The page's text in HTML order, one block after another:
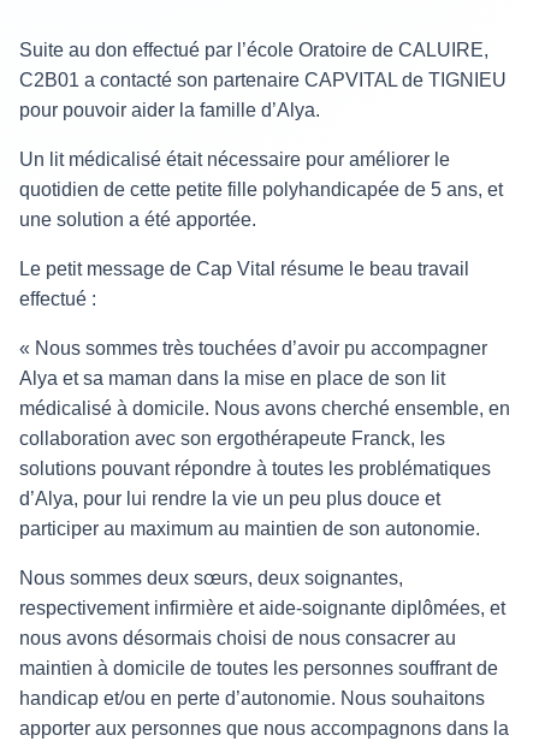
Suite au don effectué par l’école Oratoire de CALUIRE,
C2B01 a contacté son partenaire CAPVITAL de TIGNIEU
pour pouvoir aider la famille d’Alya.
Un lit médicalisé était nécessaire pour améliorer le
quotidien de cette petite fille polyhandicapée de 5 ans, et
une solution a été apportée.
Le petit message de Cap Vital résume le beau travail
effectué :
« Nous sommes très touchées d’avoir pu accompagner
Alya et sa maman dans la mise en place de son lit
médicalisé à domicile. Nous avons cherché ensemble, en
collaboration avec son ergothérapeute Franck, les
solutions pouvant répondre à toutes les problématiques
d’Alya, pour lui rendre la vie un peu plus douce et
participer au maximum au maintien de son autonomie.
Nous sommes deux sœurs, deux soignantes,
respectivement infirmière et aide-soignante diplômées, et
nous avons désormais choisi de nous consacrer au
maintien à domicile de toutes les personnes souffrant de
handicap et/ou en perte d’autonomie. Nous souhaitons
apporter aux personnes que nous accompagnons dans la